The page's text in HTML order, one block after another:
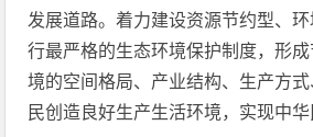
发展道路。着力建设资源节约型、
行最严格的生态环境保护制度，形
境的空间格局、产业结构、生产方
民创造良好生产生活环境，实现中华